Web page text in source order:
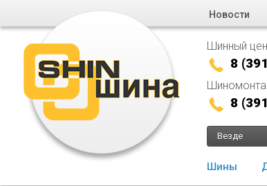
Новости
Шинный
8
8
Везде
Шины